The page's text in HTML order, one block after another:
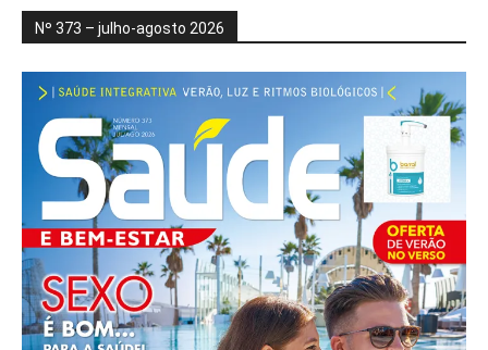
Nº 373 – julho-agosto 2026